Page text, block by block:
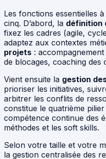
Les fonctions essentielles
cinq. D’abord, la définition
fixez les cadres (agile,
adaptez aux contextes
projets :
de blocages, coaching des
Vient ensuite la gestion
prioriser les initiatives,
arbitrer les conflits de
constitue le quatrième
compétence continue des
méthodes et les soft skills.
Selon votre taille et votre
la gestion centralisée des